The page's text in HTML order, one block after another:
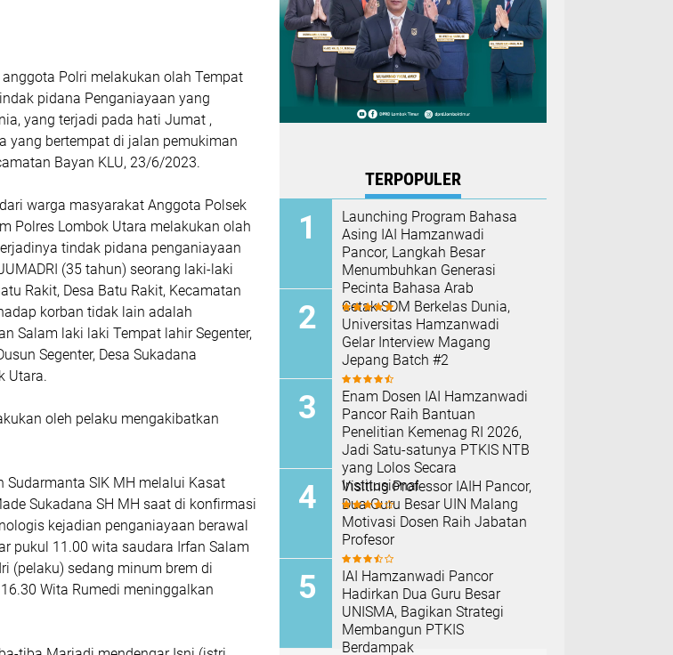
anggota Polri melakukan olah Tempat
pidana Penganiayaan yang
yang terjadi pada hati Jumat ,
yang bertempat di jalan pemukiman
Bayan KLU, 23/6/2023.
warga masyarakat Anggota Polsek
Polres Lombok Utara melakukan olah
tindak pidana penganiayaan
(35 tahun) seorang laki-laki
Rakit, Desa Batu Rakit, Kecamatan
korban tidak lain adalah
Salam laki laki Tempat lahir Segenter,
Segenter, Desa Sukadana
Utara.
oleh pelaku mengakibatkan
Sudarmanta SIK MH melalui Kasat
Sukadana SH MH saat di konfirmasi
kejadian penganiayaan berawal
pukul 11.00 wita saudara Irfan Salam
(pelaku) sedang minum brem di
Wita Rumedi meninggalkan
TERPOPULER
Launching Program Bahasa
Asing IAI Hamzanwadi
Pancor, Langkah Besar
Menumbuhkan Generasi
Pecinta Bahasa Arab
Cetak SDM Berkelas Dunia,
Universitas Hamzanwadi
Gelar Interview Magang
Jepang Batch #2
Enam Dosen IAI Hamzanwadi
Pancor Raih Bantuan
Penelitian Kemenag RI 2026,
Jadi Satu-satunya PTKIS NTB
yang Lolos Secara
Institusional
Visiting Professor IAIH Pancor,
Dua Guru Besar UIN Malang
Motivasi Dosen Raih Jabatan
Profesor
IAI Hamzanwadi Pancor
Hadirkan Dua Guru Besar
UNISMA, Bagikan Strategi
Membangun PTKIS
Berdampak